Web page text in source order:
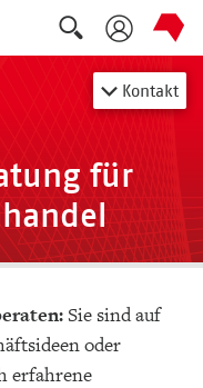
Suche
Kontakt
für
Sie sind auf
oder
erfahrene